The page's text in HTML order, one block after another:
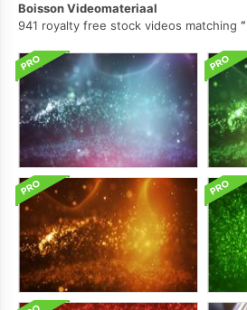
Boisson Videomateriaal
941 royalty free stock videos matching